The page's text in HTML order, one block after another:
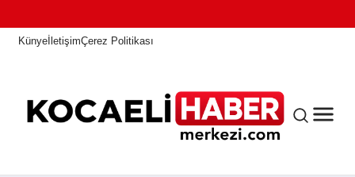
KünyeİletişimÇerez Politikası